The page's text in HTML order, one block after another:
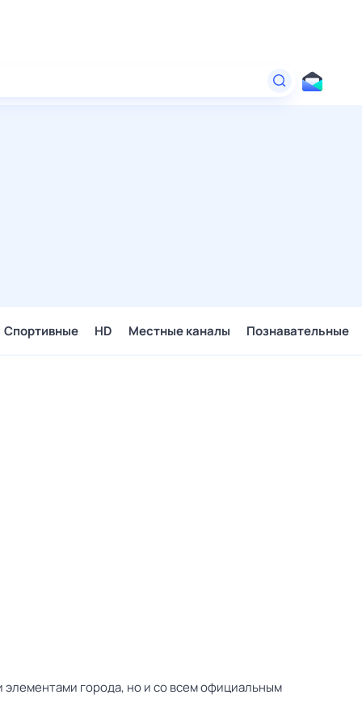
Спортивные HD Местные каналы Познавательные
города, но и со всем официальным